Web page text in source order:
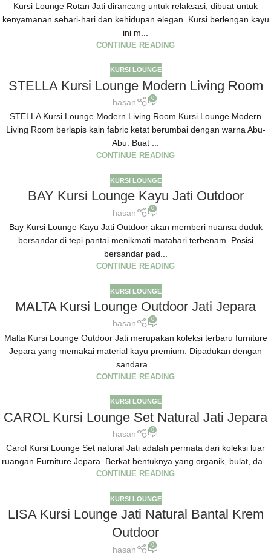
Kursi Lounge Rotan Jati dirancang untuk relaksasi, dibuat untuk
kenyamanan sehari-hari dan kehidupan elegan. Kursi berlengan kayu
ini m...
CONTINUE READING
KURSI LOUNGE
STELLA Kursi Lounge Modern Living Room
hasan 0
STELLA Kursi Lounge Modern Living Room Kursi Lounge Modern
Living Room berlapis kain fabric ketat berumbai dengan warna Abu-
Abu. Buat ...
CONTINUE READING
KURSI LOUNGE
BAY Kursi Lounge Kayu Jati Outdoor
hasan 0
Bay Kursi Lounge Kayu Jati Outdoor akan memberi nuansa duduk
bersandar di tepi pantai menikmati matahari terbenam. Posisi
bersandar pad...
CONTINUE READING
KURSI LOUNGE
MALTA Kursi Lounge Outdoor Jati Jepara
hasan 0
Malta Kursi Lounge Outdoor Jati merupakan koleksi terbaru furniture
Jepara yang memakai material kayu premium. Dipadukan dengan
sandara...
CONTINUE READING
KURSI LOUNGE
CAROL Kursi Lounge Set Natural Jati Jepara
hasan 0
Carol Kursi Lounge Set natural Jati adalah permata dari koleksi luar
ruangan Furniture Jepara. Berkat bentuknya yang organik, bulat, da...
CONTINUE READING
KURSI LOUNGE
LISA Kursi Lounge Jati Natural Bantal Krem
Outdoor
hasan 0